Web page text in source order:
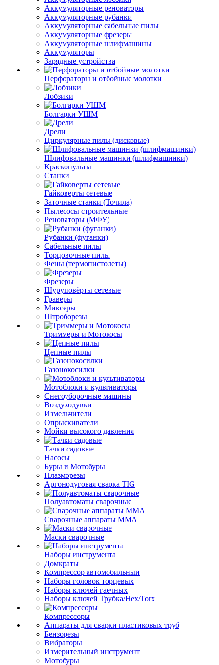
Аккумуляторные реноваторы
Аккумуляторные рубанки
Аккумуляторные сабельные пилы
Аккумуляторные фрезеры
Аккумуляторные шлифмашины
Аккумуляторы
Зарядные устройства
Перфораторы и отбойные молотки
Лобзики
Болгарки УШМ
Дрели
Циркулярные пилы (дисковые)
Шлифовальные машинки (шлифмашинки)
Краскопульты
Станки
Гайковерты сетевые
Заточные станки (Точила)
Пылесосы строительные
Реноваторы (МФУ)
Рубанки (фуганки)
Сабельные пилы
Торцовочные пилы
Фены (термопистолеты)
Фрезеры
Шуруповёрты сетевые
Граверы
Миксеры
Штроборезы
Триммеры и Мотокосы
Цепные пилы
Газонокосилки
Мотоблоки и культиваторы
Снегоуборочные машины
Воздуходувки
Измельчители
Опрыскиватели
Мойки высокого давления
Тачки садовые
Насосы
Буры и Мотобуры
Плазморезы
Аргонодуговая сварка TIG
Полуавтоматы сварочные
Сварочные аппараты ММА
Маски сварочные
Наборы инструмента
Домкраты
Компрессор автомобильный
Наборы головок торцевых
Наборы ключей гаечных
Наборы ключей Трубка/Hex/Torx
Компрессоры
Аппараты для сварки пластиковых труб
Бензорезы
Вибраторы
Измерительный инструмент
Мотобуры